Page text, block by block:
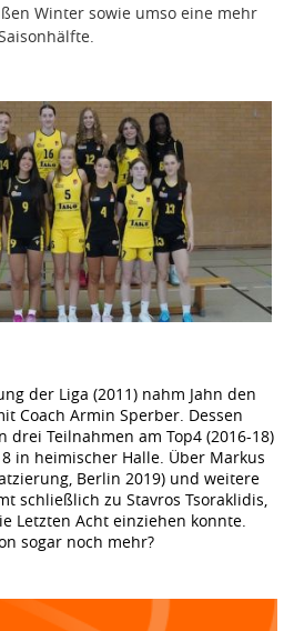
Winter sowie umso eine mehr
der Liga (2011) nahm Jahn den
Coach Armin Sperber. Dessen
Teilnahmen am Top4 (2016-18)
in heimischer Halle. Über Markus
Berlin 2019) und weitere
schließlich zu Stavros Tsoraklidis,
Letzten Acht einziehen konnte.
sogar noch mehr?